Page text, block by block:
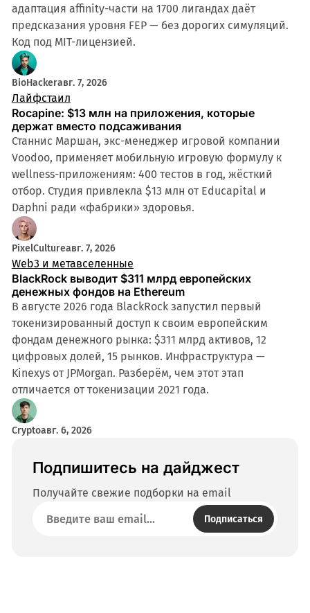
адаптация affinity-части на 1700 лигандах даёт
предсказания уровня FEP — без дорогих симуляций.
Код под MIT-лицензией.
BioHackerавг. 7, 2026
Лайфстаил
Rocapine: $13 млн на приложения, которые
держат вместо подсаживания
Станнис Маршан, экс-менеджер игровой компании
Voodoo, применяет мобильную игровую формулу к
wellness-приложениям: 400 тестов в год, жёсткий
отбор. Студия привлекла $13 млн от Educapital и
Daphni ради «фабрики» здоровья.
PixelCultureавг. 7, 2026
Web3 и метавселенные
BlackRock выводит $311 млрд европейских
денежных фондов на Ethereum
В августе 2026 года BlackRock запустил первый
токенизированный доступ к своим европейским
фондам денежного рынка: $311 млрд активов, 12
цифровых долей, 15 рынков. Инфраструктура —
Kinexys от JPMorgan. Разберём, чем этот этап
отличается от токенизации 2021 года.
Cryptoавг. 6, 2026
Подпишитесь на дайджест
Получайте свежие подборки на email
Подписаться